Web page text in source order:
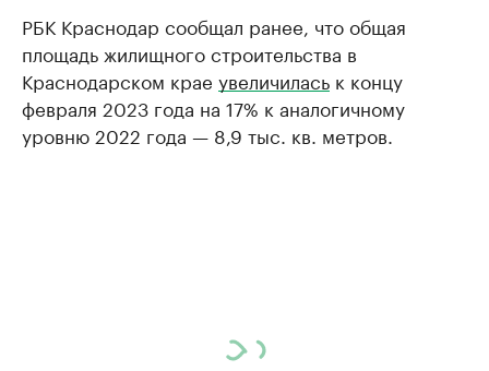
РБК Краснодар сообщал ранее, что общая
площадь жилищного строительства в
Краснодарском крае увеличилась к концу
февраля 2023 года на 17% к аналогичному
уровню 2022 года — 8,9 тыс. кв. метров.